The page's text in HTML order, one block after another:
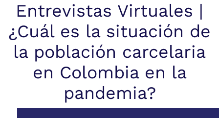
Entrevistas Virtuales |
¿Cuál es la situación de
la población carcelaria
en Colombia en la
pandemia?